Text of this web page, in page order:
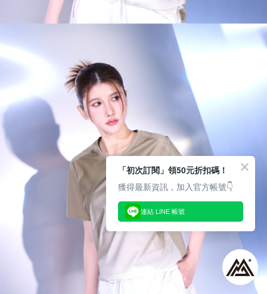
「初次訂閱」領50元折扣碼！
獲得最新資訊，加入官方帳號👇
連結 LINE 帳號